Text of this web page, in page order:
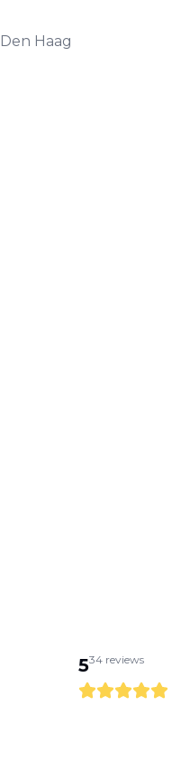
Den Haag
534 reviews